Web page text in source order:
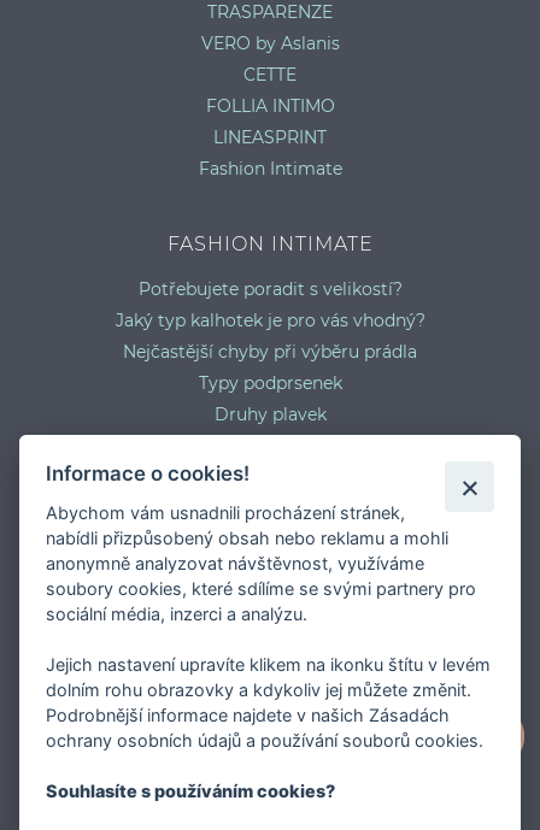
TRASPARENZE
VERO by Aslanis
CETTE
FOLLIA INTIMO
LINEASPRINT
Fashion Intimate
FASHION INTIMATE
Potřebujete poradit s velikostí?
Jaký typ kalhotek je pro vás vhodný?
Nejčastější chyby při výběru prádla
Typy podprsenek
Druhy plavek
O FASHION INTIMATE
Internetový obchod FASHION INTIMATE je specialista
Informace o cookies!
Abychom vám usnadnili procházení stránek,
nabídli přizpůsobený obsah nebo reklamu a mohli
anonymně analyzovat návštěvnost, využíváme
soubory cookies, které sdílíme se svými partnery pro
sociální média, inzerci a analýzu.
Jejich nastavení upravíte klikem na ikonku štítu v levém
dolním rohu obrazovky a kdykoliv jej můžete změnit.
Podrobnější informace najdete v našich Zásadách
ochrany osobních údajů a používání souborů cookies.
Souhlasíte s používáním cookies?